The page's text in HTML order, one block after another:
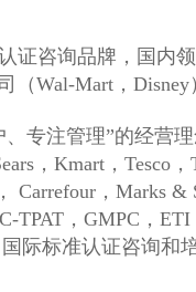
证咨询品牌，国内
（Wal-Mart，Disney
专注管理”的经营理
，Kmart，Tesco，
Carrefour，Marks
TPAT，GMPC，
际标准认证咨询和